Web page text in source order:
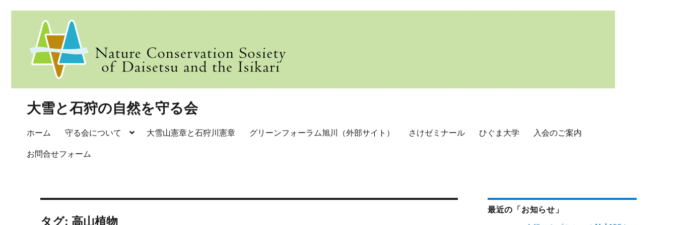
大雪と石狩の自然を守る会
ホーム 守る会について 大雪山憲章と石狩川憲章 グリーンフォーラム旭川（外部サイト） さけゼミナール ひぐま大学
入会のご案内
お問合せフォーム
タグ: 高山植物
最近の「お知らせ」